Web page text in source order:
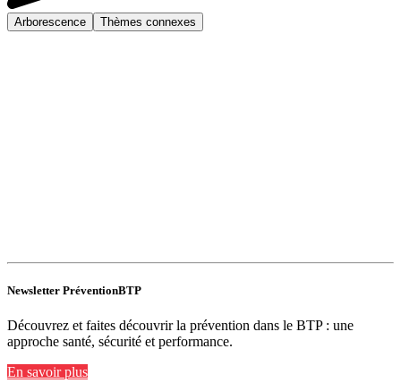
Arborescence Thèmes connexes
Newsletter PréventionBTP
Découvrez et faites découvrir la prévention dans le BTP : une
approche santé, sécurité et performance.
En savoir plus